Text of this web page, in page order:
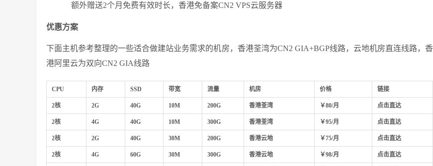
额外赠送2个月免费有效时长，香港免备案CN2 VPS云服务器
优惠方案
下面主机参考整理的一些适合做建站业务需求的机房，香港荃湾为CN2 GIA+BGP线路，云地机房直连线路，香
港阿里云为双向CN2 GIA线路
CPU 内存 SSD 带宽 流量 机房 价格 链接
2核 2G 40G 10M 200G 香港荃湾 ￥80/月 点击直达
2核 4G 40G 10M 300G 香港荃湾 ￥95/月 点击直达
2核 2G 40G 30M 200G 香港云地 ￥75/月 点击直达
2核 4G 60G 30M 300G 香港云地 ￥98/月 点击直达